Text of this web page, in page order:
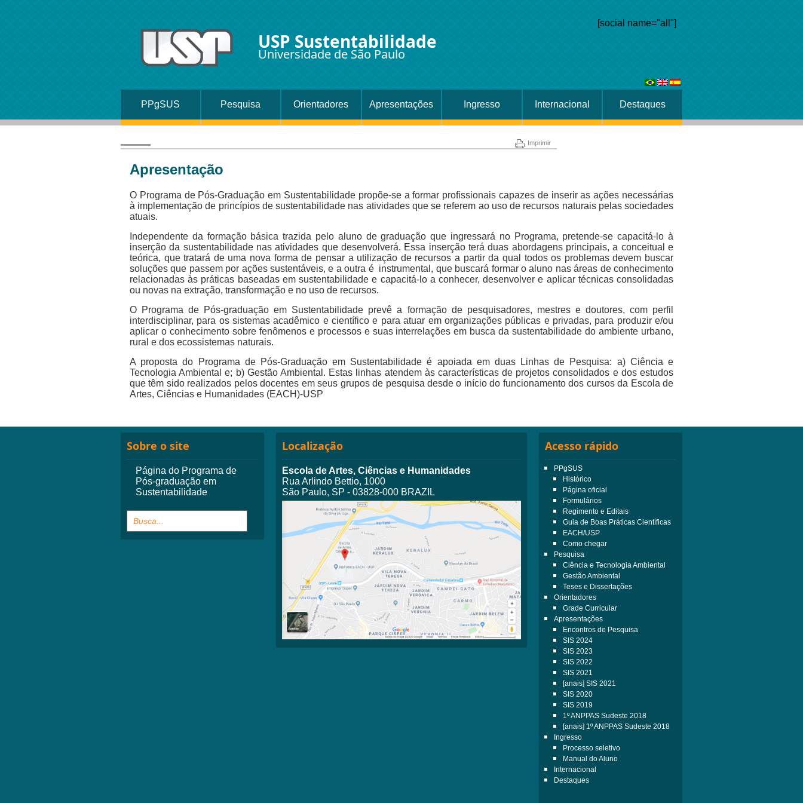
USP Sustentabilidade
Universidade de São Paulo
[social name="all"]
PPgSUS Pesquisa Orientadores Apresentações Ingresso Internacional Destaques
Imprimir
Apresentação
O Programa de Pós-Graduação em Sustentabilidade propõe-se a formar profissionais capazes de inserir as ações necessárias
à implementação de princípios de sustentabilidade nas atividades que se referem ao uso de recursos naturais pelas sociedades
atuais.
Independente da formação básica trazida pelo aluno de graduação que ingressará no Programa, pretende-se capacitá-lo à
inserção da sustentabilidade nas atividades que desenvolverá. Essa inserção terá duas abordagens principais, a conceitual e
teórica, que tratará de uma nova forma de pensar a utilização de recursos a partir da qual todos os problemas devem buscar
soluções que passem por ações sustentáveis, e a outra é instrumental, que buscará formar o aluno nas áreas de conhecimento
relacionadas às práticas baseadas em sustentabilidade e capacitá-lo a conhecer, desenvolver e aplicar técnicas consolidadas
ou novas na extração, transformação e no uso de recursos.
O Programa de Pós-graduação em Sustentabilidade prevê a formação de pesquisadores, mestres e doutores, com perfil
interdisciplinar, para os sistemas acadêmico e científico e para atuar em organizações públicas e privadas, para produzir e/ou
aplicar o conhecimento sobre fenômenos e processos e suas interrelações em busca da sustentabilidade do ambiente urbano,
rural e dos ecossistemas naturais.
A proposta do Programa de Pós-Graduação em Sustentabilidade é apoiada em duas Linhas de Pesquisa: a) Ciência e
Tecnologia Ambiental e; b) Gestão Ambiental. Estas linhas atendem às características de projetos consolidados e dos estudos
que têm sido realizados pelos docentes em seus grupos de pesquisa desde o início do funcionamento dos cursos da Escola de
Artes, Ciências e Humanidades (EACH)-USP
Sobre o site
Página do Programa de
Pós-graduação em
Sustentabilidade
Localização
Escola de Artes, Ciências e Humanidades
Rua Arlindo Bettio, 1000
São Paulo, SP - 03828-000 BRAZIL
Acesso rápido
PPgSUS
Histórico
Página oficial
Formulários
Regimento e Editais
Guia de Boas Práticas Científicas
EACH/USP
Como chegar
Pesquisa
Ciência e Tecnologia Ambiental
Gestão Ambiental
Teses e Dissertações
Orientadores
Grade Curricular
Apresentações
Encontros de Pesquisa
SIS 2024
SIS 2023
SIS 2022
SIS 2021
[anais] SIS 2021
SIS 2020
SIS 2019
1º ANPPAS Sudeste 2018
[anais] 1º ANPPAS Sudeste 2018
Ingresso
Processo seletivo
Manual do Aluno
Internacional
Destaques